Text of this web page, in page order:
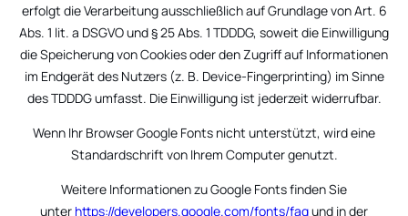
erfolgt die Verarbeitung ausschließlich auf Grundlage von Art. 6
Abs. 1 lit. a DSGVO und § 25 Abs. 1 TDDDG, soweit die Einwilligung
die Speicherung von Cookies oder den Zugriff auf Informationen
im Endgerät des Nutzers (z. B. Device-Fingerprinting) im Sinne
des TDDDG umfasst. Die Einwilligung ist jederzeit widerrufbar.
Wenn Ihr Browser Google Fonts nicht unterstützt, wird eine
Standardschrift von Ihrem Computer genutzt.
Weitere Informationen zu Google Fonts finden Sie
unter https://developers.google.com/fonts/faqund in der